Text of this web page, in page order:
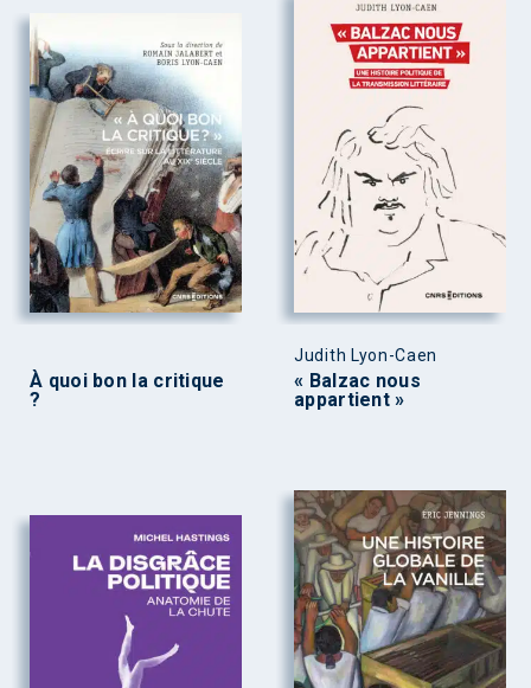
À quoi bon la critique
?
Judith Lyon-Caen
« Balzac nous
appartient »